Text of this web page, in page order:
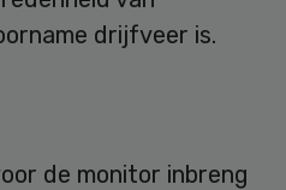
drijfveer is.
de monitor inbreng